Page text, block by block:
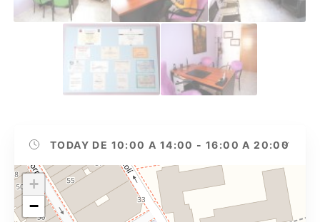
TODAY DE 10:00 A 14:00 - 16:00 A 20:00
+
−